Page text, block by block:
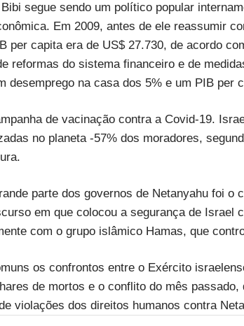
segue sendo um político popular
Em 2009, antes de ele reassumir
per capita era de US$ 27.730, de acordo
reformas do sistema financeiro e de
desemprego na casa dos 5% e um PIB per
de vacinação contra a Covid-19.
no planeta -57% dos moradores,
parte dos governos de Netanyahu foi o
em que colocou a segurança de Israel
com o grupo islâmico Hamas, que
os confrontos entre o Exército
de mortos e o conflito do mês
violações dos direitos humanos contra